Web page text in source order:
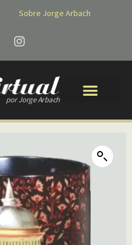
Sobre Jorge Arbach
por Jorge Arbach